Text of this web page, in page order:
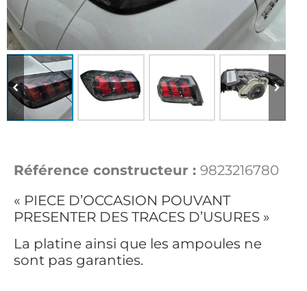
Référence constructeur : 9823216780
« PIECE D’OCCASION POUVANT
PRESENTER DES TRACES D’USURES »
La platine ainsi que les ampoules ne
sont pas garanties.